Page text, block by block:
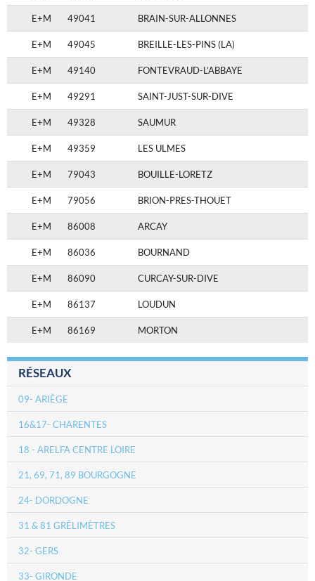
E+M 49041 BRAIN-SUR-ALLONNES
E+M 49045 BREILLE-LES-PINS (LA)
E+M 49140 FONTEVRAUD-L’ABBAYE
E+M 49291 SAINT-JUST-SUR-DIVE
E+M 49328 SAUMUR
E+M 49359 LES ULMES
E+M 79043 BOUILLE-LORETZ
E+M 79056 BRION-PRES-THOUET
E+M 86008 ARCAY
E+M 86036 BOURNAND
E+M 86090 CURCAY-SUR-DIVE
E+M 86137 LOUDUN
E+M 86169 MORTON
RÉSEAUX
09- ARIÈGE
16&17- CHARENTES
18 - ARELFA CENTRE LOIRE
21, 69, 71, 89 BOURGOGNE
24- DORDOGNE
31 & 81 GRÊLIMÈTRES
32- GERS
33- GIRONDE